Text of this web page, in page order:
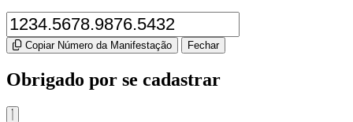
Copiar Número da Manifestação Fechar
Obrigado por se cadastrar